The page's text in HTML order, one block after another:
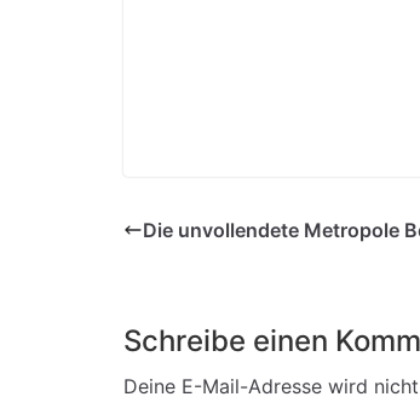
Die unvollendete Metropole
Schreibe einen
Deine E-Mail-Adresse wird